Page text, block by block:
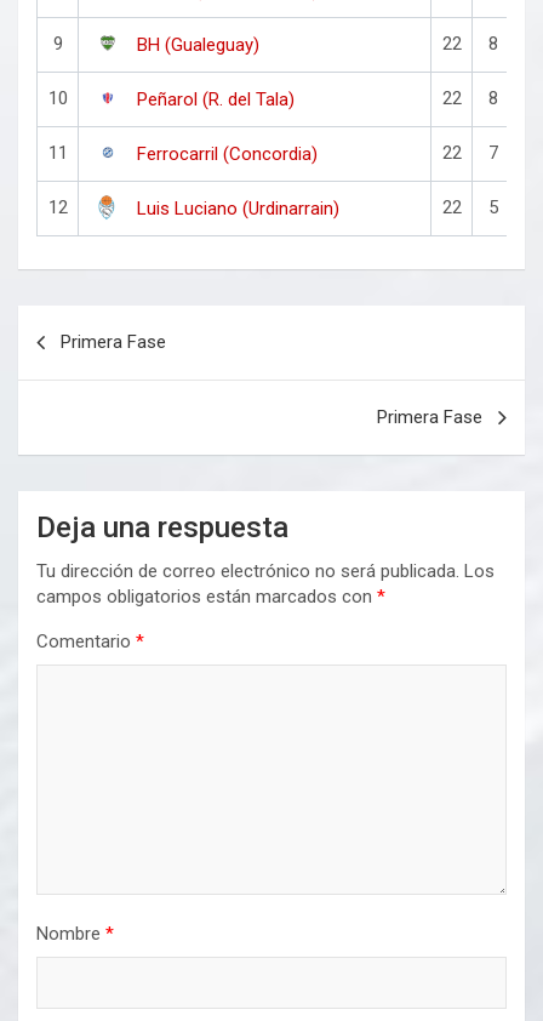
9 BH (Gualeguay) 22 8
10 Peñarol (R. del Tala) 22 8
11 Ferrocarril (Concordia) 22 7
12 Luis Luciano (Urdinarrain) 22 5
Primera Fase
Primera Fase
Deja una respuesta
Tu dirección de correo electrónico no será publicada. Los
campos obligatorios están marcados con *
Comentario *
Nombre *